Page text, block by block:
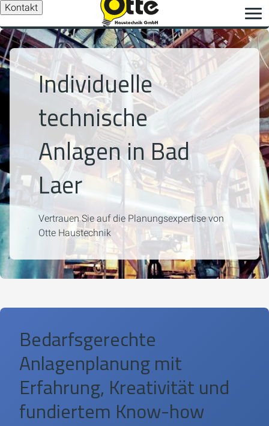
Kontakt
Individuelle
technische
Anlagen in Bad
Laer
Vertrauen Sie auf die Planungsexpertise von
Otte Haustechnik
Bedarfsgerechte
Anlagenplanung mit
Erfahrung, Kreativität und
fundiertem Know-how